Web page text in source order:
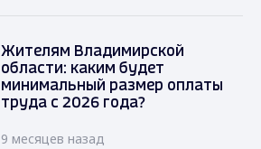
Жителям Владимирской
области: каким будет
минимальный размер оплаты
труда с 2026 года?
9 месяцев назад